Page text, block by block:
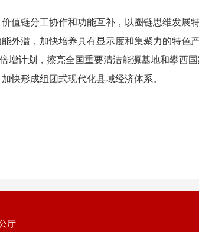
链分工协作和功能互补，以圈链思维发展
外溢，加快培养具有显示度和集聚力的特色
增计划，擦亮全国重要清洁能源基地和攀西
快形成组团式现代化县域经济体系。
厅